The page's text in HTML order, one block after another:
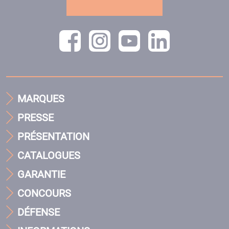
MARQUES
PRESSE
PRÉSENTATION
CATALOGUES
GARANTIE
CONCOURS
DÉFENSE